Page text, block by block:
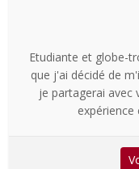
Etudiante et globe-
que j'ai décidé de
je partagerai avec